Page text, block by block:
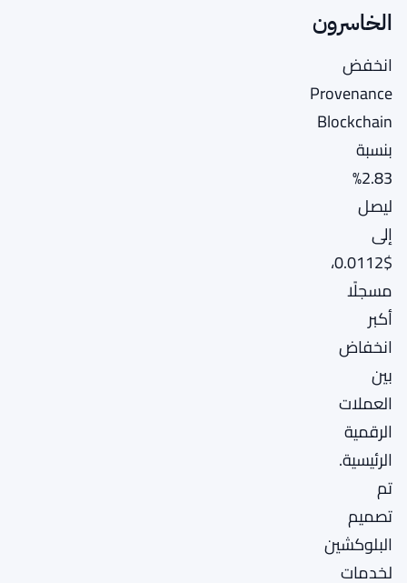
الخاسرون
انخفض
Provenance
Blockchain
بنسبة
2.83%
ليصل
إلى
$0.0112،
مسجلًا
أكبر
انخفاض
بين
العملات
الرقمية
الرئيسية.
تم
تصميم
البلوكشين
لخدمات